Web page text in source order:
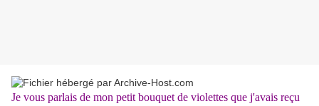
Je vous parlais de mon petit bouquet de violettes que j'avais reçu